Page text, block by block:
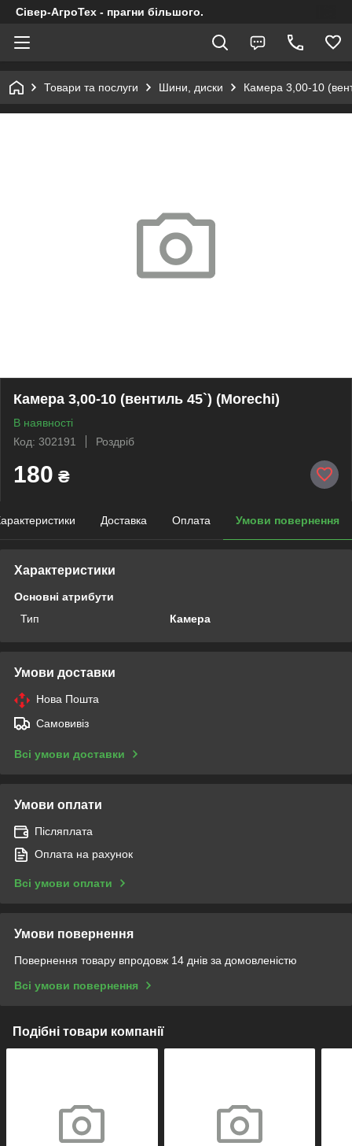
Сівер-АгроТех - прагни більшого.
Товари та послуги Шини, диски Камера 3,00-10
Камера 3,00-10 (вентиль 45`) (Morechi)
В наявності
Код: 302191
Роздріб
180 ₴
Доставка Оплата Умови повернення
Характеристики
Основні атрибути
Тип
Камера
Умови доставки
Нова Пошта
Самовивіз
Всі умови доставки
Умови оплати
Післяплата
Оплата на рахунок
Всі умови оплати
Умови повернення
Повернення товару впродовж 14 днів за домовленістю
Всі умови повернення
Подібні товари компанії